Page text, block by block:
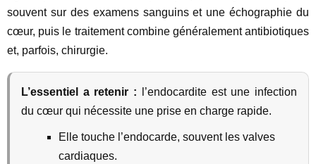
souvent sur des examens sanguins et une échographie du
cœur, puis le traitement combine généralement antibiotiques
et, parfois, chirurgie.
L’essentiel a retenir : l’endocardite est une infection
du cœur qui nécessite une prise en charge rapide.
Elle touche l’endocarde, souvent les valves
cardiaques.